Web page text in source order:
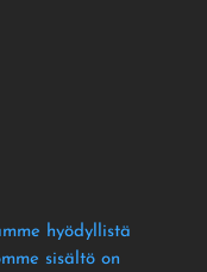
hyödyllistä
sisältö on